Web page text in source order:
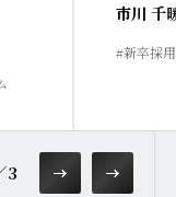
市川 千
#新卒採用
3